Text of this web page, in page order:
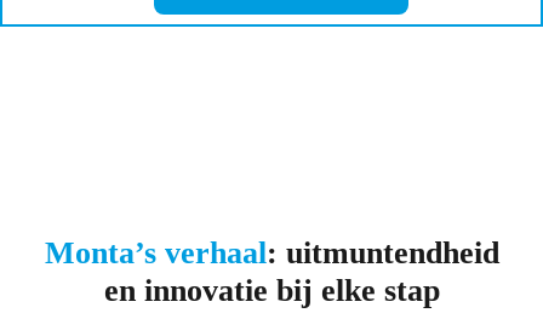
Monta’s verhaal: uitmuntendheid
en innovatie bij elke stap